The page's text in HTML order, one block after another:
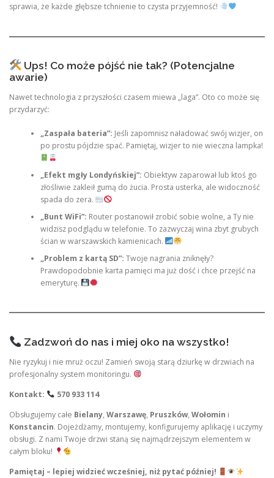
sprawia, że każde głębsze tchnienie to czysta przyjemność!
Ups! Co może pójść nie tak? (Potencjalne
awarie)
Nawet technologia z przyszłości czasem miewa „laga”. Oto co może się
przydarzyć:
„Zaspała bateria”: Jeśli zapomnisz naładować swój wizjer, on
po prostu pójdzie spać. Pamiętaj, wizjer to nie wieczna lampka!
„Efekt mgły Londyńskiej”: Obiektyw zaparował lub ktoś go
złośliwie zakleił gumą do żucia. Prosta usterka, ale widoczność
spada do zera.
„Bunt WiFi”: Router postanowił zrobić sobie wolne, a Ty nie
widzisz podglądu w telefonie. To zazwyczaj wina zbyt grubych
ścian w warszawskich kamienicach.
„Problem z kartą SD”: Twoje nagrania zniknęły?
Prawdopodobnie karta pamięci ma już dość i chce przejść na
emeryturę.
Zadzwoń do nas i miej oko na wszystko!
Nie ryzykuj i nie mruż oczu! Zamień swoją starą dziurkę w drzwiach na
profesjonalny system monitoringu.
Kontakt:
570 933 114
Obsługujemy całe Bielany, Warszawę, Pruszków, Wołomin i
Konstancin. Dojeżdżamy, montujemy, konfigurujemy aplikację i uczymy
obsługi. Z nami Twoje drzwi staną się najmądrzejszym elementem w
całym bloku!
Pamiętaj – lepiej widzieć wcześniej, niż pytać później!